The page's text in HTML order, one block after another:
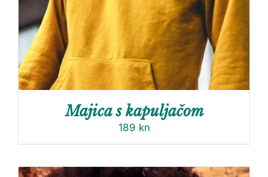
Majica s kapuljačom
189 kn